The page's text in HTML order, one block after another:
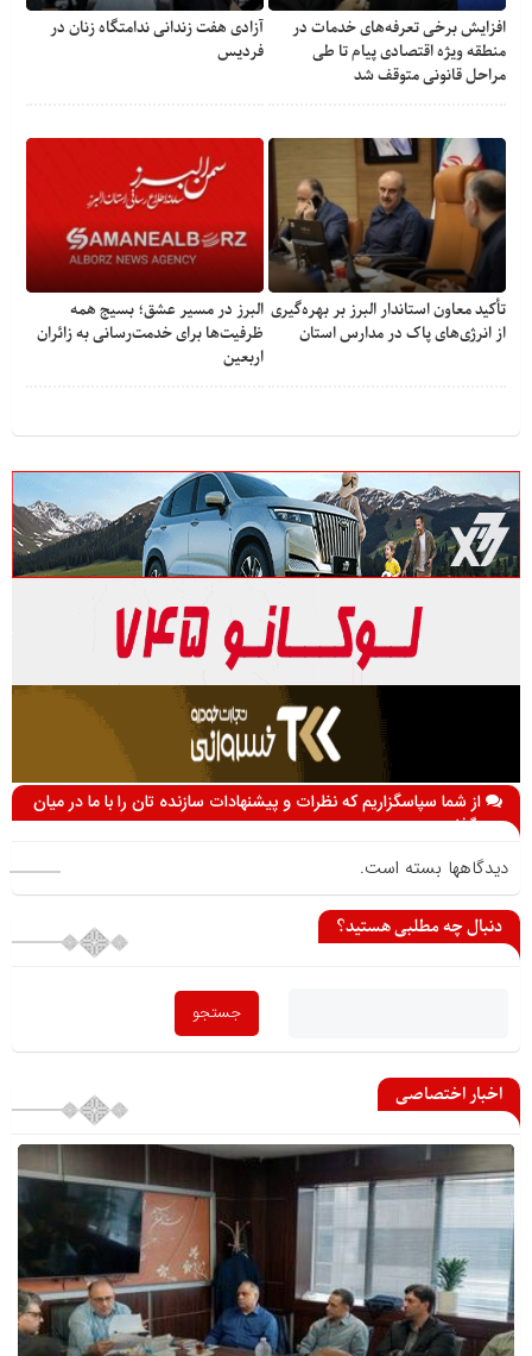
افزایش برخی تعرفه‌های خدمات در
منطقه ویژه اقتصادی پیام تا طی
مراحل قانونی متوقف شد
آزادی هفت زندانی ندامتگاه زنان در
فردیس
تأکید معاون استاندار البرز بر بهره‌گیری
از انرژی‌های پاک در مدارس استان
البرز در مسیر عشق؛ بسیج همه
ظرفیت‌ها برای خدمت‌رسانی به زائران
اربعین
از شما سپاسگزاریم که نظرات و پیشنهادات سازنده تان را با ما در میان
می گذارید
دیدگاهها بسته است.
دنبال چه مطلبی هستید؟
اخبار اختصاصی